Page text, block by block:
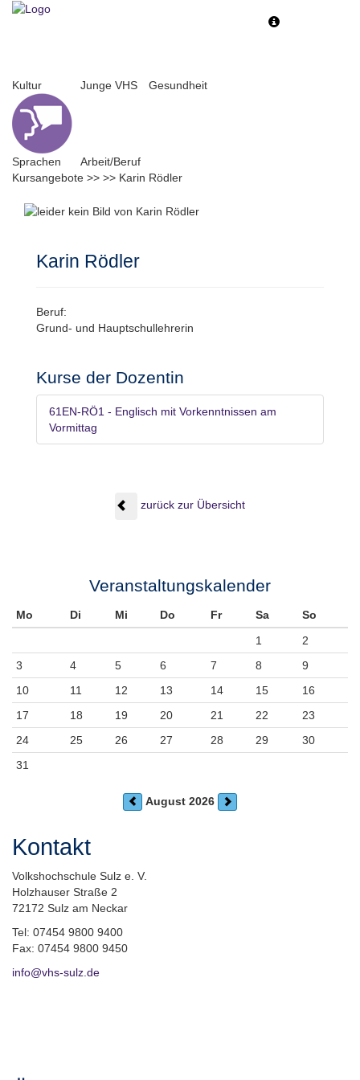
Toggle
Kultur Junge VHS Gesundheit
Sprachen
Arbeit/Beruf
Kursangebote >> >> Karin Rödler
Karin Rödler
Beruf:
Grund- und Hauptschullehrerin
Kurse der Dozentin
61EN-RÖ1 - Englisch mit Vorkenntnissen am
Vormittag
zurück zur Übersicht
Veranstaltungskalender
Mo Di Mi Do Fr Sa
So
1
2
3
4 5 6 7 8
9
10
11 12 13 14 15
16
17
18 19 20 21 22
23
24
25 26 27 28 29
30
31
August 2026
Kontakt
Volkshochschule Sulz e. V.
Holzhauser Straße 2
72172 Sulz am Neckar
Tel: 07454 9800 9400
Fax: 07454 9800 9450
info@vhs-sulz.de